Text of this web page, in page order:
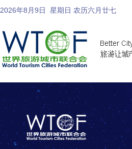
2026年8月9日 星期日 农历六月廿七